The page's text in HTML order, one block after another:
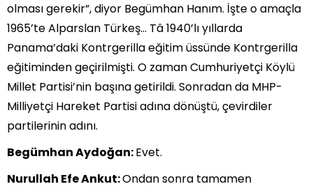
olması gerekir”, diyor Begümhan Hanım. İşte o amaçla
1965’te Alparslan Türkeş… Tâ 1940’lı yıllarda
Panama’daki Kontrgerilla eğitim üssünde Kontrgerilla
eğitiminden geçirilmişti. O zaman Cumhuriyetçi Köylü
Millet Partisi’nin başına getirildi. Sonradan da MHP-
Milliyetçi Hareket Partisi adına dönüştü, çevirdiler
partilerinin adını.
Begümhan Aydoğan:Evet.
Nurullah Efe Ankut:Ondan sonra tamamen